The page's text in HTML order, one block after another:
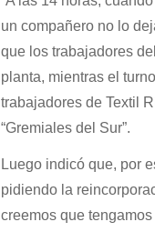
un compañero no lo
que los trabajadores
planta, mientras el
trabajadores de Textil
“Gremiales del Sur”.
Luego indicó que, por
pidiendo la
creemos que